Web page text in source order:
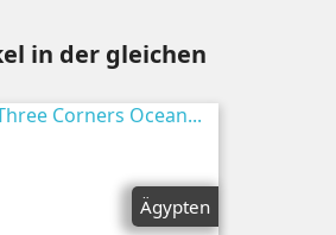
in der gleichen
Ägypten